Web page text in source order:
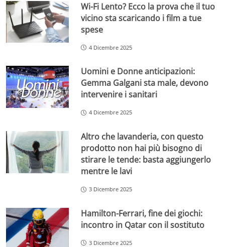
Wi-Fi Lento? Ecco la prova che il tuo
vicino sta scaricando i film a tue
spese
4 Dicembre 2025
Uomini e Donne anticipazioni:
Gemma Galgani sta male, devono
intervenire i sanitari
4 Dicembre 2025
Altro che lavanderia, con questo
prodotto non hai più bisogno di
stirare le tende: basta aggiungerlo
mentre le lavi
3 Dicembre 2025
Hamilton-Ferrari, fine dei giochi:
incontro in Qatar con il sostituto
3 Dicembre 2025